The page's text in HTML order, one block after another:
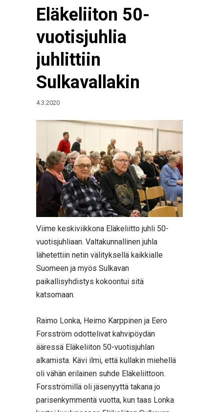
Eläkeliiton 50-
vuotisjuhlia
juhlittiin
Sulkavallakin
4.3.2020
Viime keskiviikkona Eläkeliitto juhli 50-
vuotisjuhliaan. Valtakunnallinen juhla
lähetettiin netin välityksellä kaikkialle
Suomeen ja myös Sulkavan
paikallisyhdistys kokoontui sitä
katsomaan.
Raimo Lonka, Heimo Karppinen ja Eero
Forsström odottelivat kahvipöydän
ääressä Eläkeliiton 50-vuotisjuhlan
alkamista. Kävi ilmi, että kullakin miehellä
oli vähän erilainen suhde Eläkeliittoon.
Forsströmillä oli jäsenyyttä takana jo
parisenkymmentä vuotta, kun taas Lonka